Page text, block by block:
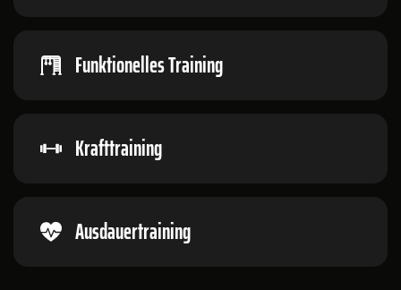
Funktionelles Training
Krafttraining
Ausdauertraining